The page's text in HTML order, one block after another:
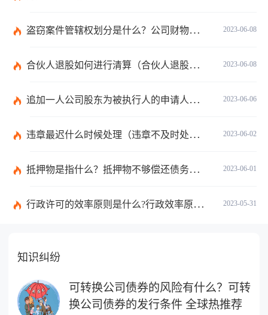
2023-06-08
盗窃案件管辖权划分是什么？公司财物被盗的处理是报案吗？
2023-06-08
合伙人退股如何进行清算（合伙人退股没有钱退怎么办）
2023-06-06
追加一人公司股东为被执行人的申请人不负举证责任吗？|每日看点
2023-06-02
违章最迟什么时候处理（违章不及时处理什么时候产生滞纳金）
2023-06-01
抵押物是指什么？抵押物不够偿还债务怎么办？
2023-05-31
行政许可的效率原则是什么?行政效率原则主要有哪三项要求？
知识纠纷
可转换公司债券的风险有什么？可转
换公司债券的发行条件 全球热推荐